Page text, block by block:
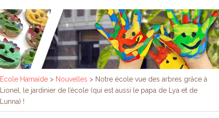
Ecole Hamaïde > Nouvelles > Notre école vue des arbres grâce à
Lionel, le jardinier de l’école (qui est aussi le papa de Lya et de
Lunna) !